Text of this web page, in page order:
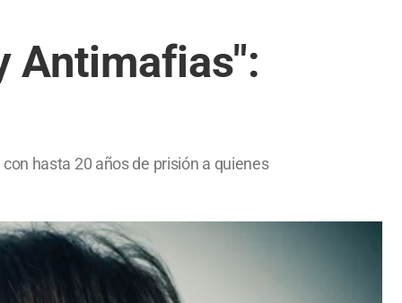
Antimafias":
hasta 20 años de prisión a quienes